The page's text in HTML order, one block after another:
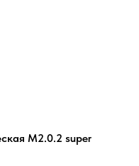
M2.0.2 super